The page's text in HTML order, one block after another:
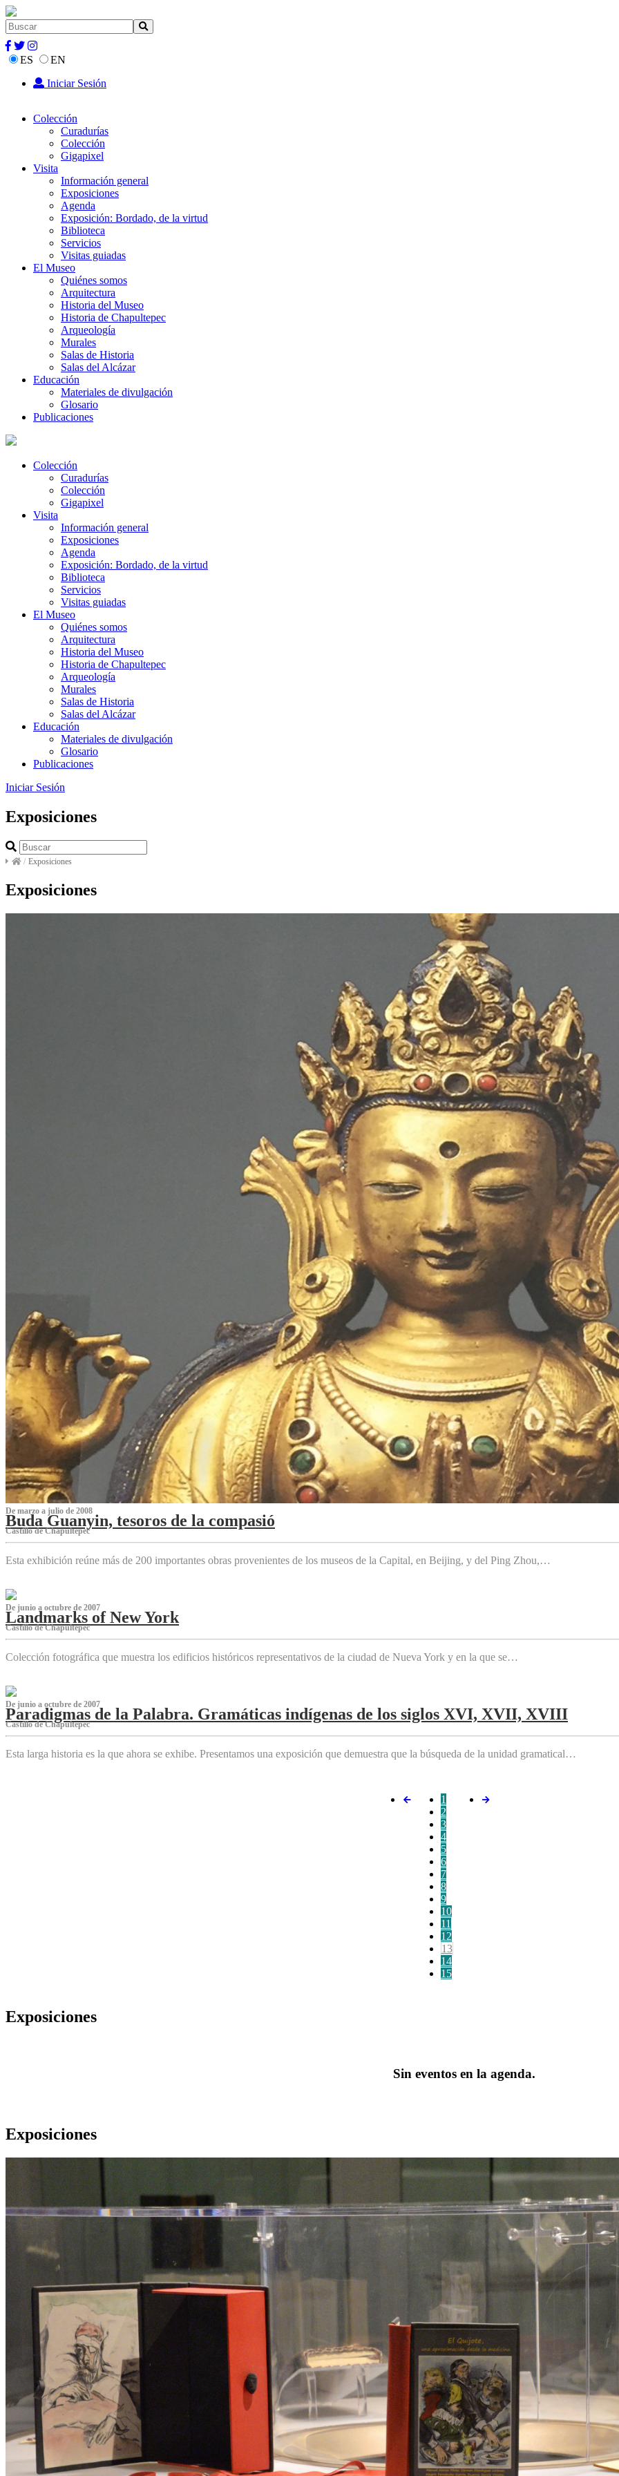
ES
EN
Iniciar Sesión
Colección
Curadurías
Colección
Gigapixel
Visita
Información general
Exposiciones
Agenda
Exposición: Bordado, de la virtud
Biblioteca
Servicios
Visitas guiadas
El Museo
Quiénes somos
Arquitectura
Historia del Museo
Historia de Chapultepec
Arqueología
Murales
Salas de Historia
Salas del Alcázar
Educación
Materiales de divulgación
Glosario
Publicaciones
Colección
Curadurías
Colección
Gigapixel
Visita
Información general
Exposiciones
Agenda
Exposición: Bordado, de la virtud
Biblioteca
Servicios
Visitas guiadas
El Museo
Quiénes somos
Arquitectura
Historia del Museo
Historia de Chapultepec
Arqueología
Murales
Salas de Historia
Salas del Alcázar
Educación
Materiales de divulgación
Glosario
Publicaciones
Iniciar Sesión
Exposiciones
/ Exposiciones
Exposiciones
De marzo a julio de 2008
Buda Guanyin, tesoros de la compasió
Castillo de Chapultepec
Esta exhibición reúne más de 200 importantes obras provenientes de los museos de la Capital, en Beijing, y del Ping Zhou,…
De junio a octubre de 2007
Landmarks of New York
Castillo de Chapultepec
Colección fotográfica que muestra los edificios históricos representativos de la ciudad de Nueva York y en la que se…
De junio a octubre de 2007
Paradigmas de la Palabra. Gramáticas indígenas de los siglos XVI, XVII, XVIII
Castillo de Chapultepec
Esta larga historia es la que ahora se exhibe. Presentamos una exposición que demuestra que la búsqueda de la unidad gramatical…
1
2
3
4
5
6
7
8
9
10
11
12
13
14
15
Exposiciones
Sin eventos en la agenda.
Exposiciones